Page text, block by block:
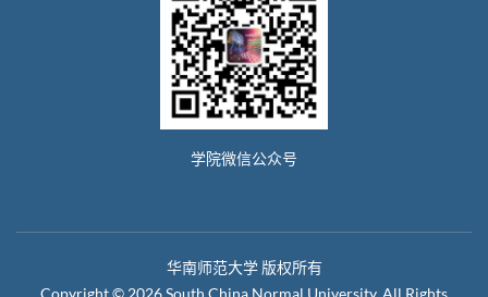
学院微信公众号
华南师范大学 版权所有
Copyright © 2026 South China Normal University. All Rights